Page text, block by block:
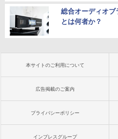
総合オーディオ
とは何者か？
本サイトのご利用について
広告掲載のご案内
プライバシーポリシー
インプレスグループ